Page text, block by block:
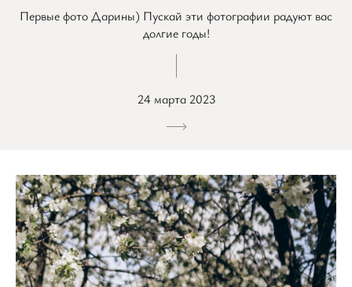
Первые фото Дарины) Пускай эти фотографии радуют вас
долгие годы!
24 марта 2023